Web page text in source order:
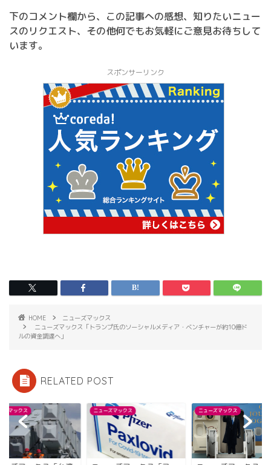
下のコメント欄から、この記事への感想、知りたいニュー
スのリクエスト、その他何でもお気軽にご意見お待ちして
います。
スポンサーリンク
HOME
ニューズマックス
ニューズマックス「トランプ氏のソーシャルメディア・ベンチャーが約10億ド
ルの資金調達へ」
RELATED POST
ズマックス ニューズマックス ニューズマックス